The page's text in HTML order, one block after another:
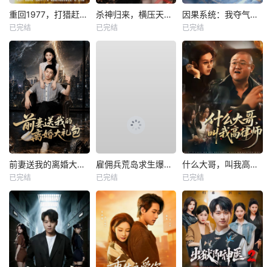
重回1977，打猎赶山娶老婆
已完结
杀神归来，横压天下无敌
已完结
因果系统：我夺气运救苍生
已完结
前妻送我的离婚大礼包
已完结
雇佣兵荒岛求生爆火出圈第二季
已完结
什么大哥，叫我高律师
已完结